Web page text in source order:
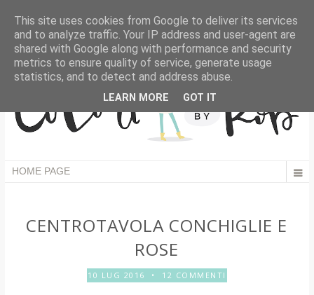
CENTROTAVOLA CONCHIGLIE E
ROSE
10 LUG 2016 • 12 COMMENTI
This site uses cookies from Google to deliver its services
and to analyze traffic. Your IP address and user-agent are
shared with Google along with performance and security
metrics to ensure quality of service, generate usage
statistics, and to detect and address abuse.
LEARN MORE GOT IT